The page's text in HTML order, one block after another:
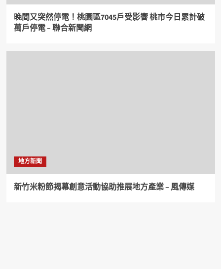
晚間又突然停電！桃園區7045戶受影響 桃市今日累計破
萬戶停電 – 聯合新聞網
地方新聞
新竹米粉節揭幕創意活動協助推展地方產業 – 風傳媒